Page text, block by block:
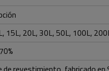
15L, 20L, 30L, 50L, 100L,